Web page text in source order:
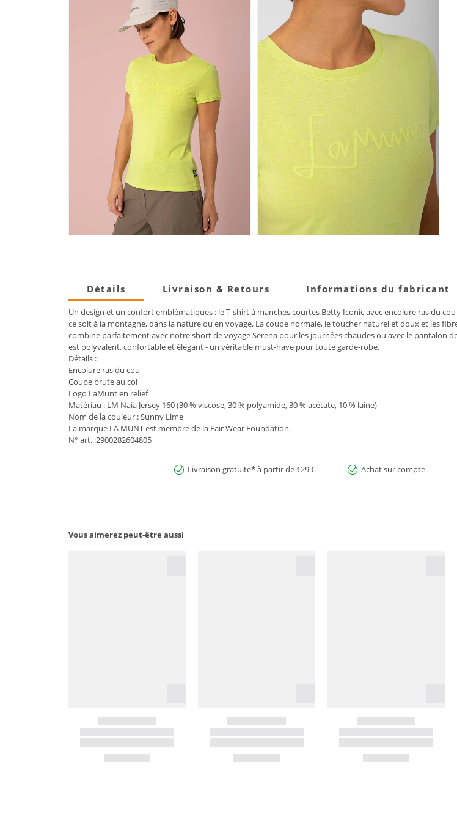
Détails Livraison & Retours Informations du fabricant
Un design et un confort emblématiques : le T-shirt à manches courtes Betty Iconic avec encolure ras du
ce soit à la montagne, dans la nature ou en voyage. La coupe normale, le toucher naturel et doux et les
combine parfaitement avec notre short de voyage Serena pour les journées chaudes ou avec le pantalon
est polyvalent, confortable et élégant - un véritable must-have pour toute garde-robe.
Détails :
Encolure ras du cou
Coupe brute au col
Logo LaMunt en relief
Matériau : LM Naia Jersey 160 (30 % viscose, 30 % polyamide, 30 % acétate, 10 % laine)
Nom de la couleur : Sunny Lime
La marque LA MUNT est membre de la Fair Wear Foundation.
N° art. :2900282604805
Livraison gratuite* à partir de 129 € Achat sur compte
Vous aimerez peut-être aussi